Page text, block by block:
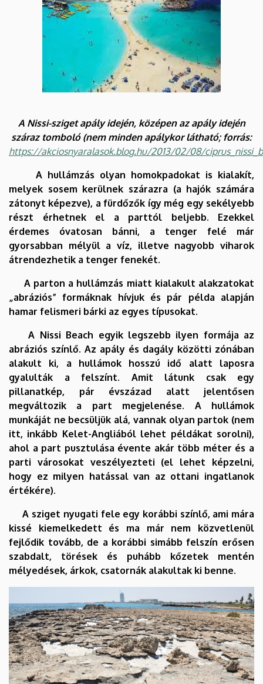
A Nissi-sziget apály idején, középen az apály idején
száraz tomboló (nem minden apálykor látható; forrás:
https://akciosnyaralasok.blog.hu/2013/02/08/
A hullámzás olyan homokpadokat is kialakít,
melyek sosem kerülnek szárazra (a hajók számára
zátonyt képezve), a fürdőzők így még egy sekélyebb
részt érhetnek el a parttól beljebb. Ezekkel
érdemes óvatosan bánni, a tenger felé már
gyorsabban mélyül a víz, illetve nagyobb viharok
átrendezhetik a tenger fenekét.
A parton a hullámzás miatt kialakult alakzatokat
„abráziós” formáknak hívjuk és pár példa alapján
hamar felismeri bárki az egyes típusokat.
A Nissi Beach egyik legszebb ilyen formája az
abráziós színlő. Az apály és dagály közötti zónában
alakult ki, a hullámok hosszú idő alatt laposra
gyalulták a felszínt. Amit látunk csak egy
pillanatkép, pár évszázad alatt jelentősen
megváltozik a part megjelenése. A hullámok
munkáját ne becsüljük alá, vannak olyan partok (nem
itt, inkább Kelet-Angliából lehet példákat sorolni),
ahol a part pusztulása évente akár több méter és a
parti városokat veszélyezteti (el lehet képzelni,
hogy ez milyen hatással van az ottani ingatlanok
értékére).
A sziget nyugati fele egy korábbi színlő, ami mára
kissé kiemelkedett és ma már nem közvetlenül
fejlődik tovább, de a korábbi simább felszín erősen
szabdalt, törések és puhább kőzetek mentén
mélyedések, árkok, csatornák alakultak ki benne.